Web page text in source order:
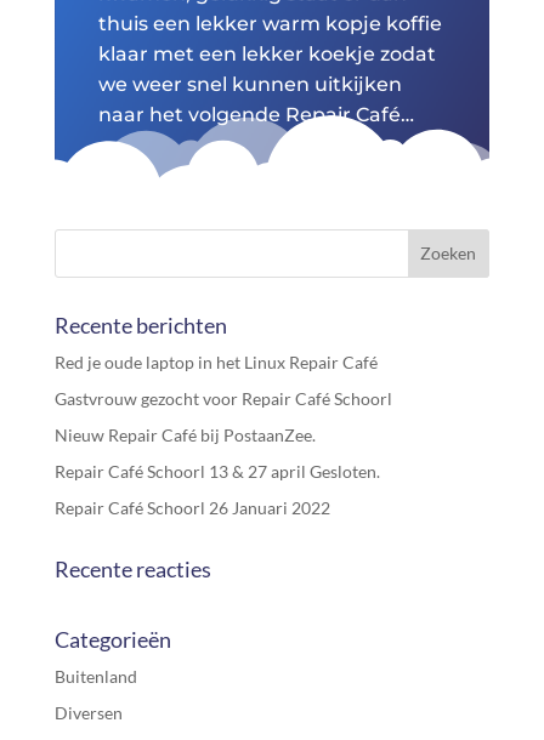
thuis een lekker warm kopje koffie
klaar met een lekker koekje zodat
we weer snel kunnen uitkijken
naar het volgende Repair Café…
Recente berichten
Red je oude laptop in het Linux Repair Café
Gastvrouw gezocht voor Repair Café Schoorl
Nieuw Repair Café bij PostaanZee.
Repair Café Schoorl 13 & 27 april Gesloten.
Repair Café Schoorl 26 Januari 2022
Recente reacties
Categorieën
Buitenland
Diversen